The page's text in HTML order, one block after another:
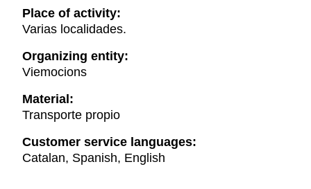
Place of activity:
Varias localidades.
Organizing entity:
Viemocions
Material:
Transporte propio
Customer service languages:
Catalan, Spanish, English